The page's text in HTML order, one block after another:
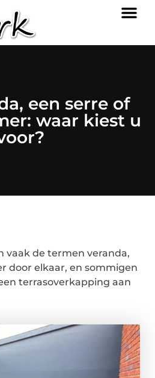
een serre of
waar kiest u
vaak de termen veranda,
door elkaar, en sommigen
terrasoverkapping aan